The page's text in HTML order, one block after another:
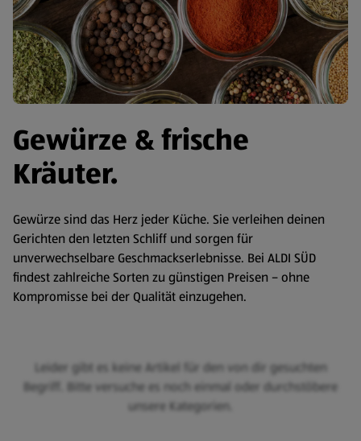
Gewürze & frische
Kräuter.
Gewürze sind das Herz jeder Küche. Sie verleihen deinen
Gerichten den letzten Schliff und sorgen für
unverwechselbare Geschmackserlebnisse. Bei ALDI SÜD
findest zahlreiche Sorten zu günstigen Preisen – ohne
Kompromisse bei der Qualität einzugehen.
Leider gibt es keine Artikel für den von dir gesuchten
Begriff. Bitte versuche es noch einmal oder durchstöbere
unsere Kategorien.